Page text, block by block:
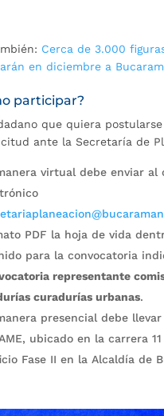
Cerca de 3.000
en diciembre a
participar?
que quiera
ante la Secretaría de
virtual debe enviar al
PDF la hoja de vida
para la convocatoria
representante
curadurías urbanas.
presencial debe
ubicado en la carrera
Fase II en la Alcaldía de